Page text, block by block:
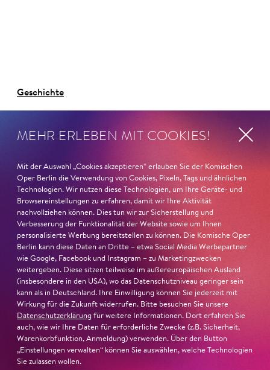
Geschichte
Hussein AL Shatheli wurde 1985 in Damaskus geboren.
Er studierte an der renommierten Hochschule für
arbeitete für verschiedene Projekte im Theater, Film und
Fernsehen in Syrien, den Vereinigten Arabischen
Emiraten und im Iran. Er wirkte unter anderem in dem
MusicalOliver Twistam Opernhaus in Damaskus im Film
Ladder to Damascus.Das Exil Ensemble des Maxim Gorki
Theaters Berlin, dem Hussein AL Shatheli angehörte,
entwickelte gemeinsam mit Yael Ronen das Stück
Winterreise
Nächste Termine und Besetzung
MEHR ERLEBEN MIT COOKIES!
Mit der Auswahl „Cookies akzeptieren“ erlauben Sie der Komischen
Oper Berlin die Verwendung von Cookies, Pixeln, Tags und ähnlichen
Technologien. Wir nutzen diese Technologien, um Ihre Geräte- und
Browsereinstellungen zu erfahren, damit wir Ihre Aktivität
nachvollziehen können. Dies tun wir zur Sicherstellung und
Verbesserung der Funktionalität der Website sowie um Ihnen
personalisierte Werbung bereitstellen zu können. Die Komische Oper
Berlin kann diese Daten an Dritte – etwa Social Media Werbepartner
wie Google, Facebook und Instagram – zu Marketingzwecken
weitergeben. Diese sitzen teilweise im außereuropäischen Ausland
(insbesondere in den USA), wo das Datenschutzniveau geringer sein
kann als in Deutschland. Ihre Einwilligung können Sie jederzeit mit
Wirkung für die Zukunft widerrufen. Bitte besuchen Sie unsere
Datenschutzerklärung für weitere Informationen. Dort erfahren Sie
auch, wie wir Ihre Daten für erforderliche Zwecke (z.B. Sicherheit,
Warenkorbfunktion, Anmeldung) verwenden. Über den Button
„Einstellungen verwalten“ können Sie auswählen, welche Technologien
Sie zulassen wollen.